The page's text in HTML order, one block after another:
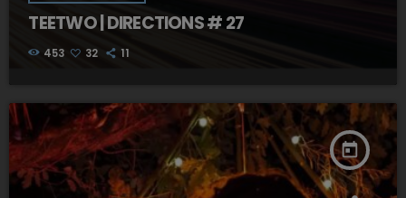
TEETWO | DIRECTIONS # 27
453 32 11
today